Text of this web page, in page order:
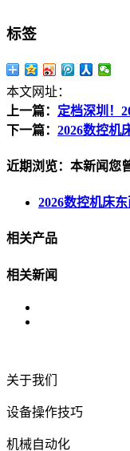
标签
本文网址：
上一篇： 定档深圳！
下一篇： 2026数控机
近期浏览：本新闻您
2026数控机床
相关产品
相关新闻
关于我们
设备操作技巧
机械自动化